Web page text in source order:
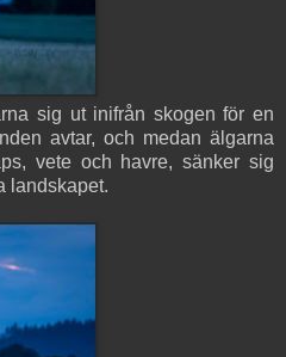
sig ut inifrån skogen för en
avtar, och medan älgarna
vete och havre, sänker sig
landskapet.